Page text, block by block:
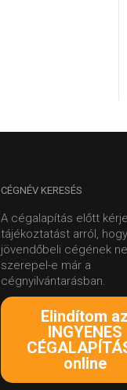
CÉGNÉV KERESÉS
A cégalapítás előtt
tájékoztatást arról, hogy
jövendőbeli cégének
szerepel-e már a
cégnyilvántarásban.
Elindítom az
INGYENES
online